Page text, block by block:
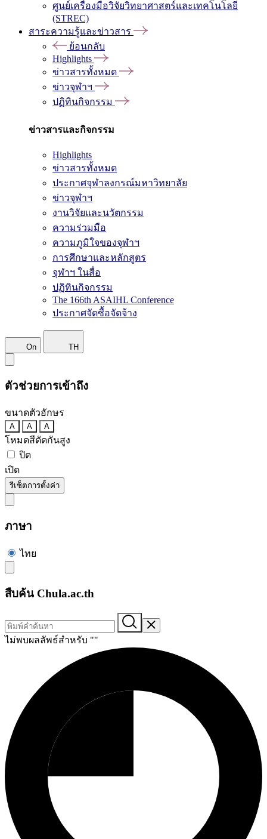
ศูนย์เครื่องมือวิจัยวิทยาศาสตร์และเทคโนโลยี
(STREC)
สาระความรู้และข่าวสาร
ย้อนกลับ
Highlights
ข่าวสารทั้งหมด
ข่าวจุฬาฯ
ปฏิทินกิจกรรม
ข่าวสารและกิจกรรม
Highlights
ข่าวสารทั้งหมด
ประกาศจุฬาลงกรณ์มหาวิทยาลัย
ข่าวจุฬาฯ
งานวิจัยและนวัตกรรม
ความร่วมมือ
ความภูมิใจของจุฬาฯ
การศึกษาและหลักสูตร
จุฬาฯ ในสื่อ
ปฏิทินกิจกรรม
The 166th ASAIHL Conference
ประกาศจัดซื้อจัดจ้าง
On TH
ตัวช่วยการเข้าถึง
ขนาดตัวอักษร
A A A
โหมดสีตัดกันสูง
ปิด
เปิด
รีเซ็ตการตั้งค่า
ภาษา
ไทย
สืบค้น Chula.ac.th
ไม่พบผลลัพธ์สำหรับ ""